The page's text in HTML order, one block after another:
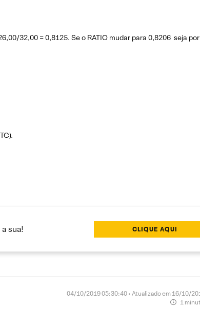
32,00 = 0,8125. Se o RATIO mudar para 0,8206 seja
sua! CLIQUE AQUI
04/10/2019 05:30:40 • Atualizado em 16/10/
1